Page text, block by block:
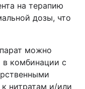
на терапию
дозы, что
можно
комбинации с
нитратам и/или